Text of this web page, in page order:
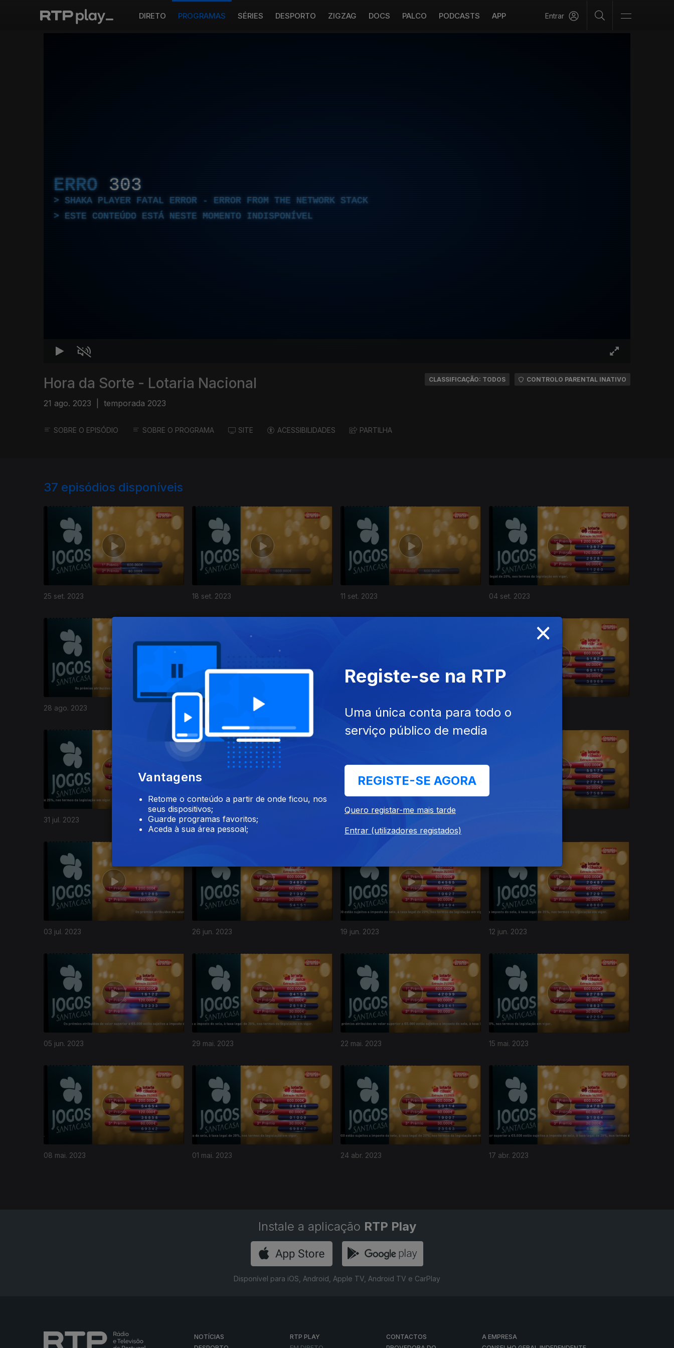
DIRETO PROGRAMAS SÉRIES DESPORTO ZIGZAG DOCS PALCO PODCASTS APP Entrar
ERRO 303
SHAKA PLAYER FATAL ERROR - ERROR FROM THE NETWORK STACK
ESTE CONTEÚDO ESTÁ NESTE MOMENTO INDISPONÍVEL
Hora da Sorte - Lotaria Nacional
21 ago. 2023 temporada 2023
CLASSIFICAÇÃO: TODOS CONTROLO PARENTAL INATIVO
SOBRE O EPISÓDIO SOBRE O PROGRAMA SITE ACESSIBILIDADES PARTILHA
37 episódios disponíveis
25 set. 2023 18 set. 2023 11 set. 2023 04 set. 2023
28 ago. 2023 14 ago. 2023 07 ago. 2023
31 jul. 2023 24 jul. 2023
03 jul. 2023 26 jun. 2023 19 jun. 2023 12 jun. 2023
05 jun. 2023 29 mai. 2023 22 mai. 2023 15 mai. 2023
08 mai. 2023 01 mai. 2023 24 abr. 2023 17 abr. 2023
Instale a aplicação RTP Play
Disponível para iOS, Android, Apple TV, Android TV e CarPlay
NOTÍCIAS
RTP PLAY
CONTACTOS
A EMPRESA
×
Vantagens
Retome o conteúdo a partir de onde ficou, nos
seus dispositivos;
Guarde programas favoritos;
Aceda à sua área pessoal;
Registe-se na RTP
Uma única conta para todo o
serviço público de media
REGISTE-SE AGORA
Quero registar-me mais tarde
Entrar (utilizadores registados)